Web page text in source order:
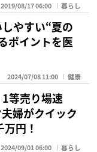
2019/08/17 06:00 暮らし
やすい“夏の
ポイントを医
2024/07/08 11:00 健康
等売り場速
婦がクイック
円！
2024/09/01 06:00 暮らし